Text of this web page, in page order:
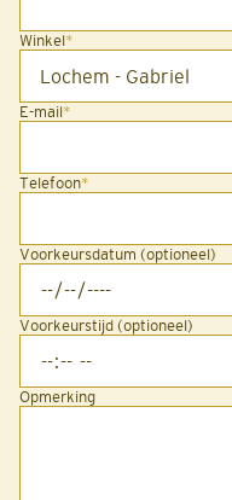
Winkel*
E-mail*
Telefoon*
Voorkeursdatum (optioneel)
Voorkeurstijd (optioneel)
Opmerking